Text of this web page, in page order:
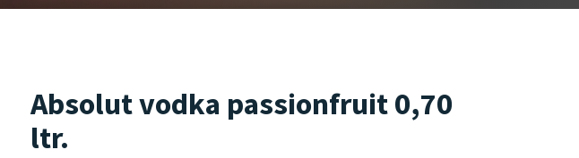
Absolut vodka passionfruit 0,70
ltr.